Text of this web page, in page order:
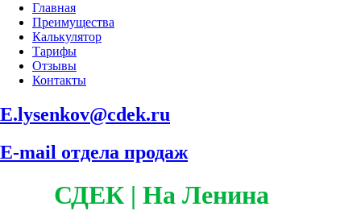
Главная
Преимущества
Калькулятор
Тарифы
Отзывы
Контакты
E.lysenkov@cdek.ru
E-mail отдела продаж
СДЕК | На Ленина